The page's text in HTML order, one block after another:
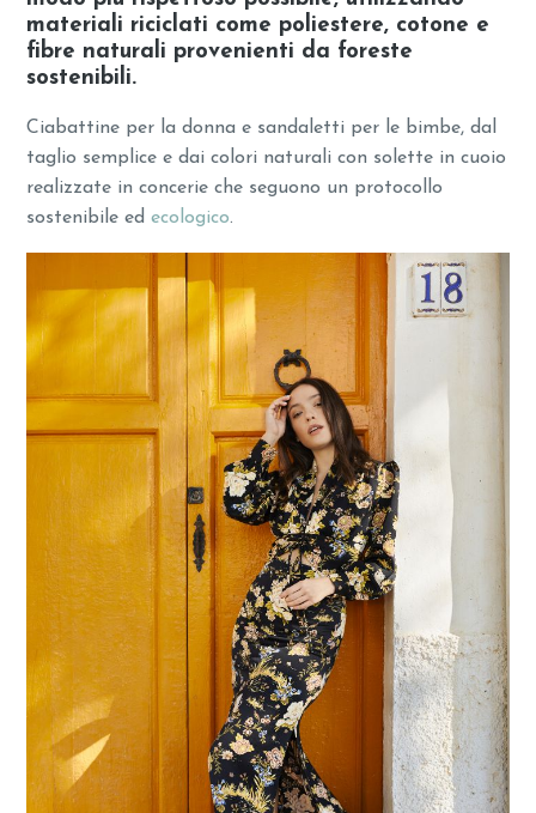
materiali riciclati come poliestere, cotone e
fibre naturali provenienti da foreste
sostenibili.
Ciabattine per la donna e sandaletti per le bimbe, dal
taglio semplice e dai colori naturali con solette in cuoio
realizzate in concerie che seguono un protocollo
sostenibile edecologico.